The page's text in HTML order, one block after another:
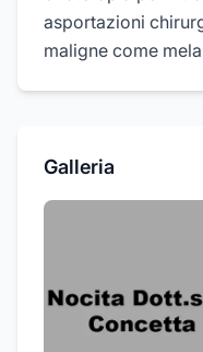
asportazioni
maligne come
Galleria